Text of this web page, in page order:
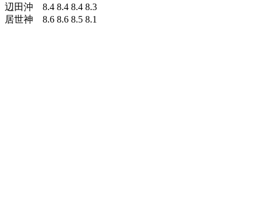
辺田沖 8.4 8.4 8.4 8.3
居世神 8.6 8.6 8.5 8.1